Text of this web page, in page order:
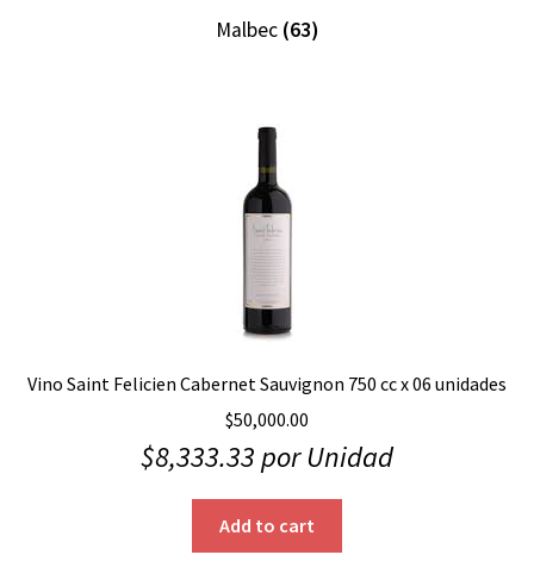
Malbec (63)
Vino Saint Felicien Cabernet Sauvignon 750 cc x 06 unidades
$50,000.00
$8,333.33por Unidad
Add to cart